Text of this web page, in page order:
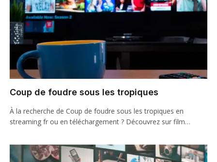
Coup de foudre sous les tropiques
À la recherche de Coup de foudre sous les tropiques en
streaming fr ou en téléchargement ? Découvrez sur film…